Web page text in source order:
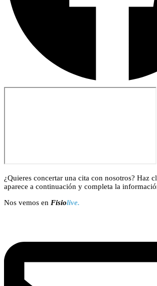
¿Quieres concertar una cita con nosotros? Haz
aparece a continuación y completa la
Nos vemos en Fisiolive.